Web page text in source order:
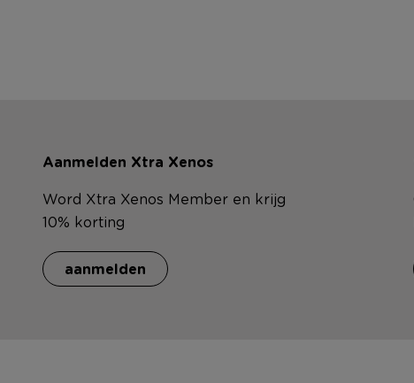
Aanmelden Xtra Xenos
Word Xtra Xenos Member en krijg
10% korting
aanmelden